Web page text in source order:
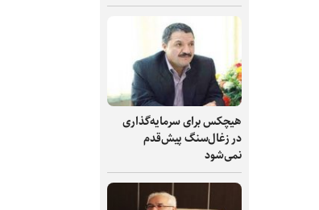
هیچکس برای سرمایه‌گذاری
در زغال‌سنگ پیش‌قدم
نمی‌شود